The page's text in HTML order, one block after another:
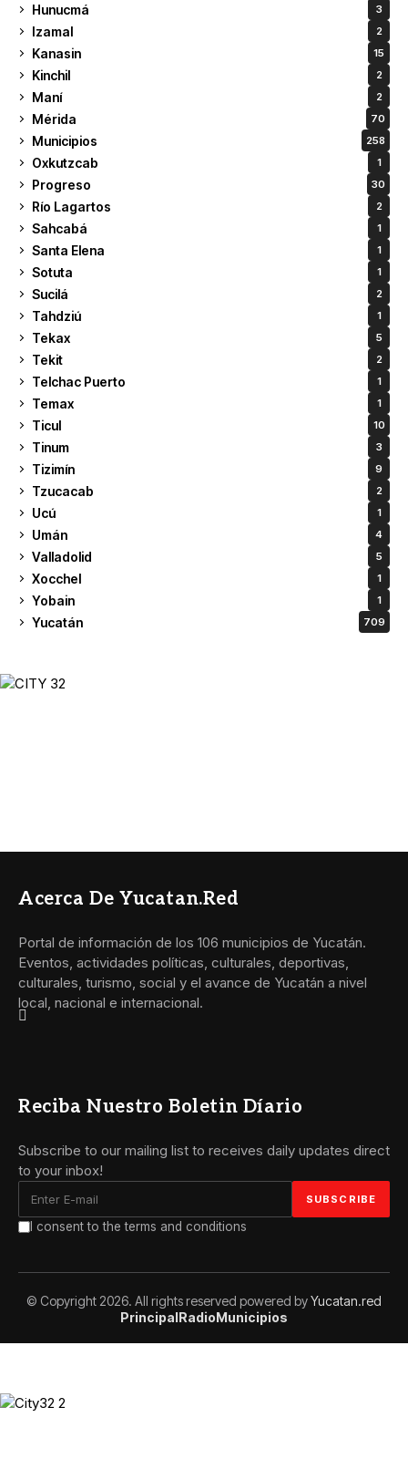
Hunucmá 3
Izamal 2
Kanasin 15
Kinchil 2
Maní 2
Mérida 70
Municipios 258
Oxkutzcab 1
Progreso 30
Río Lagartos 2
Sahcabá 1
Santa Elena 1
Sotuta 1
Sucilá 2
Tahdziú 1
Tekax 5
Tekit 2
Telchac Puerto 1
Temax 1
Ticul 10
Tinum 3
Tizimín 9
Tzucacab 2
Ucú 1
Umán 4
Valladolid 5
Xocchel 1
Yobain 1
Yucatán 709
Acerca De Yucatan.red
Portal de información de los 106 municipios de Yucatán.
Eventos, actividades políticas, culturales, deportivas,
culturales, turismo, social y el avance de Yucatán a nivel
local, nacional e internacional.
Reciba Nuestro Boletin Díario
Subscribe to our mailing list to receives daily updates direct
to your inbox!
I consent to the terms and conditions
© Copyright 2026. All rights reserved powered byYucatan.red
PrincipalRadioMunicipios